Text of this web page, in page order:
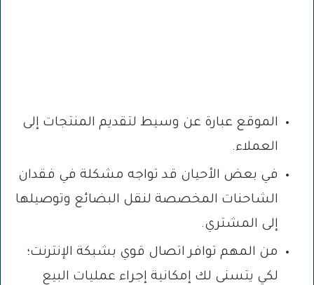
الموقع عبارة عن وسيط لتقديم المنتجات إلى
العملاء.
في بعض الأحيان قد تواجه مشكلة في فقدان
الشاحنات المخصصة لنقل البضائع وتوصيلها
إلى المشتري.
من المهم توافر اتصال قوي بشبكة الإنترنت؛
لكي يتسنى لك إمكانية إجراء عمليات البيع